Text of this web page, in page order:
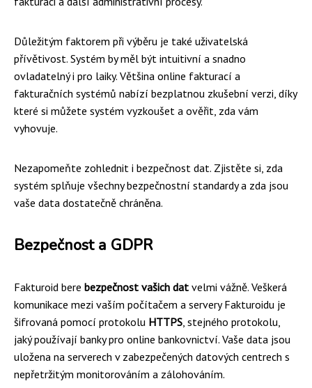
Důležitým faktorem při výběru je také uživatelská
přívětivost. Systém by měl být intuitivní a snadno
ovladatelný i pro laiky. Většina online fakturací a
fakturačních systémů nabízí bezplatnou zkušební verzi, díky
které si můžete systém vyzkoušet a ověřit, zda vám
vyhovuje.
Nezapomeňte zohlednit i bezpečnost dat. Zjistěte si, zda
systém splňuje všechny bezpečnostní standardy a zda jsou
vaše data dostatečně chráněna.
Bezpečnost a GDPR
Fakturoid bere bezpečnost vašich dat velmi vážně. Veškerá
komunikace mezi vaším počítačem a servery Fakturoidu je
šifrovaná pomocí protokolu HTTPS, stejného protokolu,
jaký používají banky pro online bankovnictví. Vaše data jsou
uložena na serverech v zabezpečených datových centrech s
nepřetržitým monitorováním a zálohováním.